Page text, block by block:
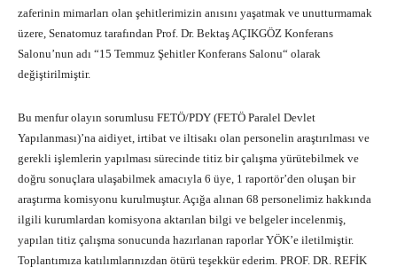
zaferinin mimarları olan şehitlerimizin anısını yaşatmak ve unutturmamak
üzere, Senatomuz tarafından Prof. Dr. Bektaş AÇIKGÖZ Konferans
Salonu’nun adı “15 Temmuz Şehitler Konferans Salonu“ olarak
değiştirilmiştir.
Bu menfur olayın sorumlusu FETÖ/PDY (FETÖ Paralel Devlet
Yapılanması)’na aidiyet, irtibat ve iltisakı olan personelin araştırılması ve
gerekli işlemlerin yapılması sürecinde titiz bir çalışma yürütebilmek ve
doğru sonuçlara ulaşabilmek amacıyla 6 üye, 1 raportör’den oluşan bir
araştırma komisyonu kurulmuştur. Açığa alınan 68 personelimiz hakkında
ilgili kurumlardan komisyona aktarılan bilgi ve belgeler incelenmiş,
yapılan titiz çalışma sonucunda hazırlanan raporlar YÖK’e iletilmiştir.
Toplantımıza katılımlarınızdan ötürü teşekkür ederim. PROF. DR. REFİK